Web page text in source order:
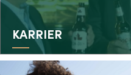
KARRIER